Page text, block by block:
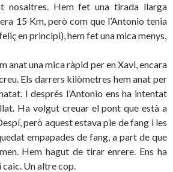
nosaltres. Hem fet una tirada llarga
15 Km, però com que l’Antonio tenia
en principi), hem fet una mica menys,
anat una mica ràpid per en Xavi, encara
Els darrers kilòmetres hem anat per
I després l’Antonio ens ha intentat
Ha volgut creuar el pont que està a
però aquest estava ple de fang i les
empapades de fang, a part de que
Hem hagut de tirar enrere. Ens ha
Un altre cop.